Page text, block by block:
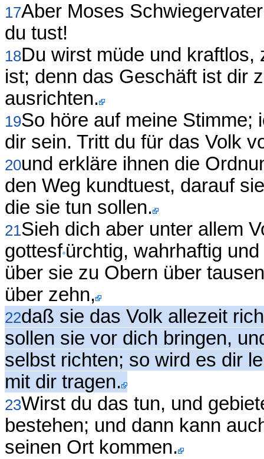
17Aber Moses
du tust!
18Du wirst müde und kraftlos,
ist; denn das Geschäft ist dir
ausrichten.
19So höre auf meine Stimme;
dir sein. Tritt du für das Volk
20und erkläre ihnen die
den Weg kundtuest, darauf
die sie tun sollen.
21Sieh dich aber unter allem
gottesfürchtig, wahrhaftig
über sie zu Obern über
über zehn,
22daß sie das Volk allezeit
sollen sie vor dich bringen,
selbst richten; so wird es dir
mit dir tragen.
23Wirst du das tun, und
bestehen; und dann kann
seinen Ort kommen.